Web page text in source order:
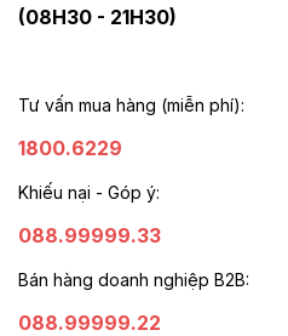
(08H30 - 21H30)
Tư vấn mua hàng (miễn phí):
1800.6229
Khiếu nại - Góp ý:
088.99999.33
Bán hàng doanh nghiệp B2B:
088.99999.22